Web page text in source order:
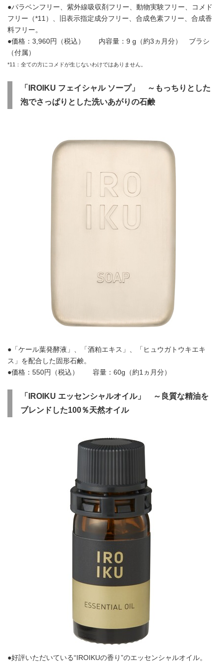
●パラベンフリー、紫外線吸収剤フリー、動物実験フリー、コメド
フリー（*11）、旧表示指定成分フリー、合成色素フリー、合成香
料フリー。
●価格：3,960円（税込） 内容量：9 g（約3ヵ月分） ブラシ
（付属）
*11：全ての方にコメドが生じないわけではありません。
「 IROIKU フェイシャル ソープ」
～もっちりとした
泡でさっぱりとした洗いあがりの石鹸
●「ケール葉発酵液」、「酒粕エキス」、「ヒュウガトウキエキ
ス」を配合した固形石鹸。
●価格：550円（税込） 容量：60g（約1ヵ月分）
「 IROIKU エッセンシャルオイル」
～良質な精油を
ブレンドした100％天然オイル
●好評いただいている“IROIKUの香り”のエッセンシャルオイル。